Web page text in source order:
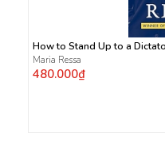
How to Stand Up to a
Maria Ressa
480.000₫